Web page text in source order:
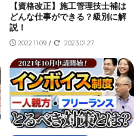
【資格改正】施工管理技士補は
どんな仕事ができる？級別に解
説！
2022.11.09 / 2023.01.27